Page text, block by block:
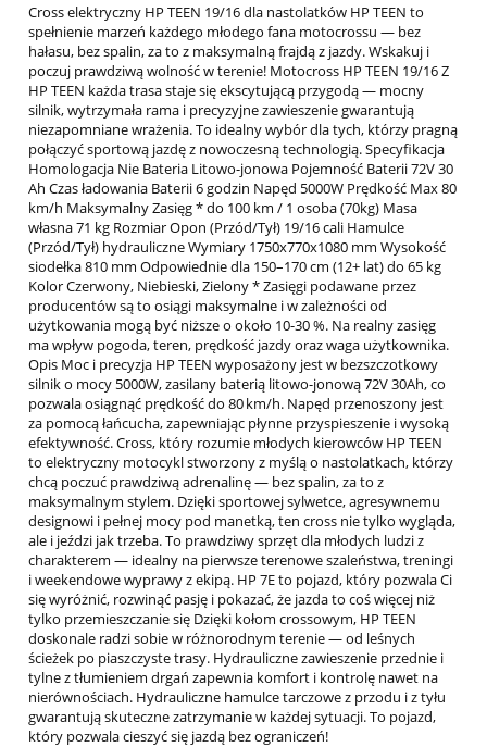
Cross elektryczny HP TEEN 19/16 dla nastolatków HP TEEN to
spełnienie marzeń każdego młodego fana motocrossu — bez
hałasu, bez spalin, za to z maksymalną frajdą z jazdy. Wskakuj i
poczuj prawdziwą wolność w terenie! Motocross HP TEEN 19/16 Z
HP TEEN każda trasa staje się ekscytującą przygodą — mocny
silnik, wytrzymała rama i precyzyjne zawieszenie gwarantują
niezapomniane wrażenia. To idealny wybór dla tych, którzy pragną
połączyć sportową jazdę z nowoczesną technologią. Specyfikacja
Homologacja Nie Bateria Litowo-jonowa Pojemność Baterii 72V 30
Ah Czas ładowania Baterii 6 godzin Napęd 5000W Prędkość Max 80
km/h Maksymalny Zasięg * do 100 km / 1 osoba (70kg) Masa
własna 71 kg Rozmiar Opon (Przód/Tył) 19/16 cali Hamulce
(Przód/Tył) hydrauliczne Wymiary 1750x770x1080 mm Wysokość
siodełka 810 mm Odpowiednie dla 150–170 cm (12+ lat) do 65 kg
Kolor Czerwony, Niebieski, Zielony * Zasięgi podawane przez
producentów są to osiągi maksymalne i w zależności od
użytkowania mogą być niższe o około 10-30 %. Na realny zasięg
ma wpływ pogoda, teren, prędkość jazdy oraz waga użytkownika.
Opis Moc i precyzja HP TEEN wyposażony jest w bezszczotkowy
silnik o mocy 5000W, zasilany baterią litowo-jonową 72V 30Ah, co
pozwala osiągnąć prędkość do 80 km/h. Napęd przenoszony jest
za pomocą łańcucha, zapewniając płynne przyspieszenie i wysoką
efektywność. Cross, który rozumie młodych kierowców HP TEEN
to elektryczny motocykl stworzony z myślą o nastolatkach, którzy
chcą poczuć prawdziwą adrenalinę — bez spalin, za to z
maksymalnym stylem. Dzięki sportowej sylwetce, agresywnemu
designowi i pełnej mocy pod manetką, ten cross nie tylko wygląda,
ale i jeździ jak trzeba. To prawdziwy sprzęt dla młodych ludzi z
charakterem — idealny na pierwsze terenowe szaleństwa, treningi
i weekendowe wyprawy z ekipą. HP 7E to pojazd, który pozwala Ci
się wyróżnić, rozwinąć pasję i pokazać, że jazda to coś więcej niż
tylko przemieszczanie się Dzięki kołom crossowym, HP TEEN
doskonale radzi sobie w różnorodnym terenie — od leśnych
ścieżek po piaszczyste trasy. Hydrauliczne zawieszenie przednie i
tylne z tłumieniem drgań zapewnia komfort i kontrolę nawet na
nierównościach. Hydrauliczne hamulce tarczowe z przodu i z tyłu
gwarantują skuteczne zatrzymanie w każdej sytuacji. To pojazd,
który pozwala cieszyć się jazdą bez ograniczeń!